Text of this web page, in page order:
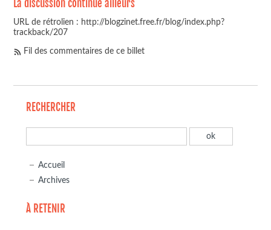
La discussion continue ailleurs
URL de rétrolien : http://blogzinet.free.fr/blog/index.php?
trackback/207
Fil des commentaires de ce billet
RECHERCHER
Accueil
Archives
À RETENIR